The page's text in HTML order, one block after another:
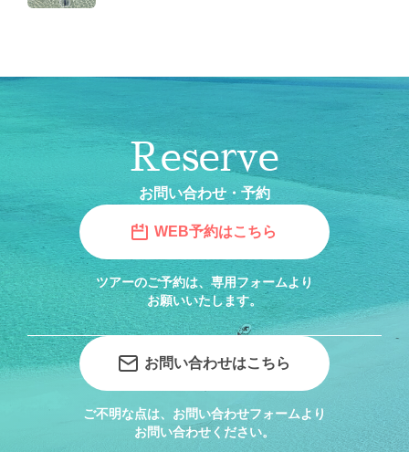
Reserve
お問い合わせ・予約
WEB予約はこちら
ツアーのご予約は、専用フォームより
お願いいたします。
お問い合わせはこちら
ご不明な点は、お問い合わせフォームより
お問い合わせください。